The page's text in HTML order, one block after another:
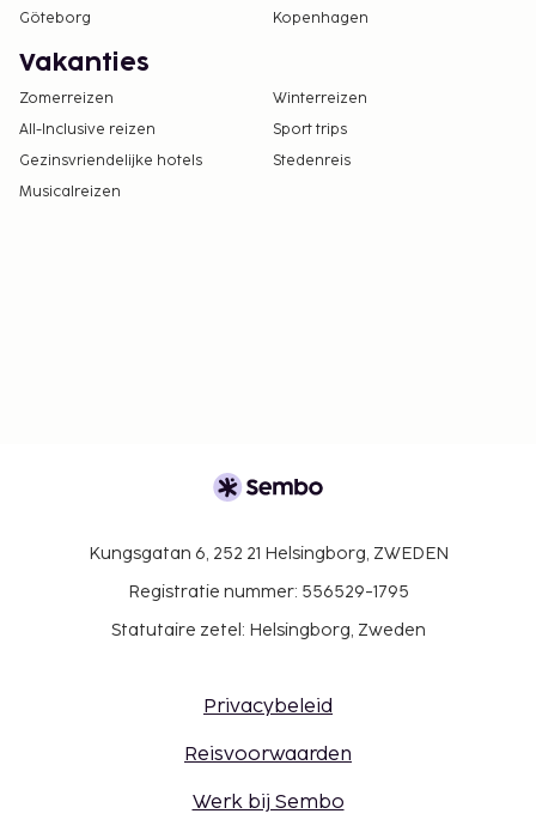
Göteborg
Kopenhagen
Vakanties
Zomerreizen
Winterreizen
All-Inclusive reizen
Sport trips
Gezinsvriendelijke hotels
Stedenreis
Musicalreizen
Kungsgatan 6, 252 21 Helsingborg, ZWEDEN
Registratie nummer: 556529-1795
Statutaire zetel: Helsingborg, Zweden
Privacybeleid
Reisvoorwaarden
Werk bij Sembo